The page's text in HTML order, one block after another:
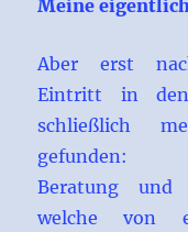
Meine
Aber erst
Eintritt in
schließlich
gefunden:
Beratung und
welche von